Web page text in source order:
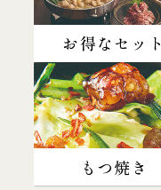
お得なセット
もつ焼き